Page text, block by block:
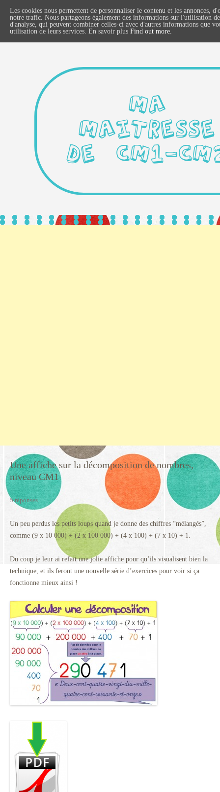
MA
MAITRESSE
DE CM1-
Une affiche sur la décomposition de nombres,
niveau CM1
5 réponses
Un peu perdus les petits loups quand je donne des chiffres “mélangés”,
comme (9 x 10 000) + (2 x 100 000) + (4 x 100) + (7 x 10) + 1.
Du coup je leur ai refait une jolie affiche pour qu’ils visualisent bien la
technique, et ils feront une nouvelle série d’exercices pour voir si ça
fonctionne mieux ainsi !
Les cookies nous permettent de personnaliser le contenu et les annonces,
notre trafic. Nous partageons également des informations sur l'utilisation
d'analyse, qui peuvent combiner celles-ci avec d'autres informations que
utilisation de leurs services. En savoir plus Find out more.